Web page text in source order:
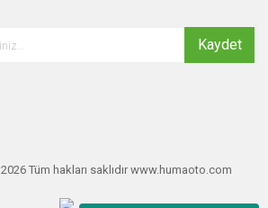
Kaydet
Tüm hakları saklıdır www.humaoto.com